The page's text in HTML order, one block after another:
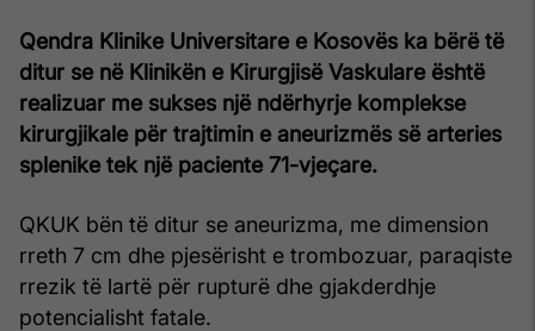
Qendra Klinike Universitare e Kosovës ka bërë të
ditur se në Klinikën e Kirurgjisë Vaskulare është
realizuar me sukses një ndërhyrje komplekse
kirurgjikale për trajtimin e aneurizmës së arteries
splenike tek një paciente 71-vjeçare.
QKUK bën të ditur se aneurizma, me dimension
rreth 7 cm dhe pjesërisht e trombozuar, paraqiste
rrezik të lartë për rupturë dhe gjakderdhje
potencialisht fatale.